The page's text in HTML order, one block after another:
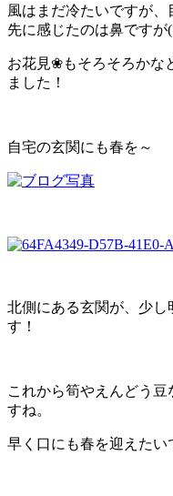
風はまだ冷たいですが
先に感じたのは鼻ですが
お花見❀もそろそろかな
ました！
自宅の玄関にも春を～
北側にある玄関が、少し
す！
これから筍やえんどう
すね。
早く口にも春を迎